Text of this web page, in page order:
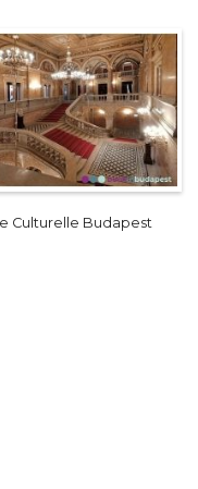
Culturelle Budapest